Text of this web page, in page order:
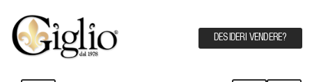
DESIDERI VENDERE?